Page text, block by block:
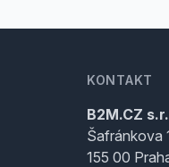
KONTAKT
B2M.CZ
Šafránkova
155 00